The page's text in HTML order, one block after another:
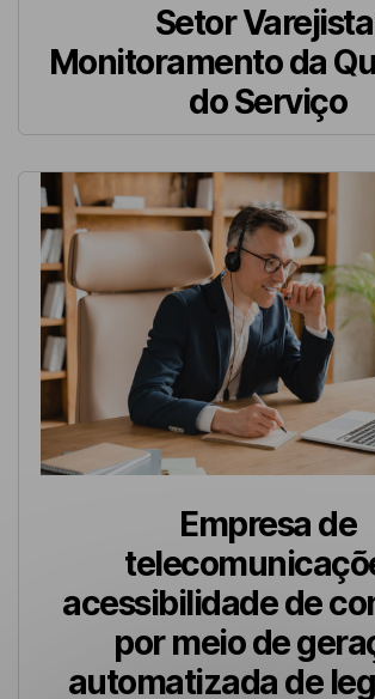
Setor
Monitoramento da
do Serviço
Empresa de
acessibilidade de
por meio de
automatizada de